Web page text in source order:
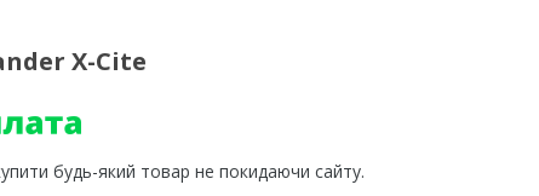
X-Cite
будь-який товар не покидаючи сайту.